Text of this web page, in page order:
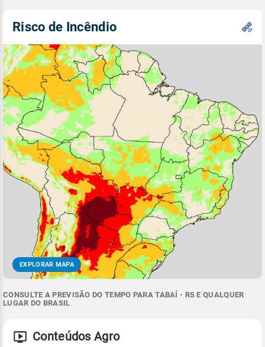
Risco de Incêndio
EXPLORAR MAPA
CONSULTE A PREVISÃO DO TEMPO PARA TABAÍ - RS E QUALQUER
LUGAR DO BRASIL
Conteúdos Agro